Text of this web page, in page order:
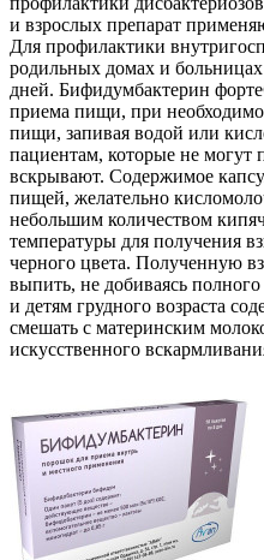
и взрослых препарат
Для профилактики
родильных домах и
дней. Бифидумбактерин
приема пищи, при
пищи, запивая водой или
пациентам, которые не могут
вскрывают. Содержимое
пищей, желательно
небольшим количеством
температуры для получения
черного цвета. Полученную
выпить, не добиваясь
и детям грудного возраста
смешать с материнским
искусственного